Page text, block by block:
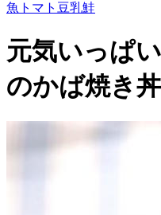
魚 トマト 豆乳鮭
元気いっぱ
のかば焼き丼